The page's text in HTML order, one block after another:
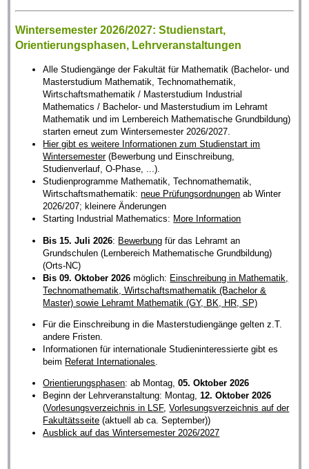
Wintersemester 2026/2027: Studienstart,
Orientierungsphasen, Lehrveranstaltungen
Alle Studiengänge der Fakultät für Mathematik (Bachelor- und
Masterstudium Mathematik, Technomathematik,
Wirtschaftsmathematik / Masterstudium Industrial
Mathematics / Bachelor- und Masterstudium im Lehramt
Mathematik und im Lernbereich Mathematische Grundbildung)
starten erneut zum Wintersemester 2026/2027.
Hier gibt es weitere Informationen zum Studienstart im
Wintersemester(Bewerbung und Einschreibung,
Studienverlauf, O-Phase, ...).
Studienprogramme Mathematik, Technomathematik,
Wirtschaftsmathematik:neue Prüfungsordnungen ab Winter
2026/207; kleinere Änderungen
Starting Industrial Mathematics: More Information
Bis 15. Juli 2026: Bewerbung für das Lehramt an
Grundschulen (Lernbereich Mathematische Grundbildung)
(Orts-NC)
Bis 09. Oktober 2026 möglich: Einschreibung in Mathematik,
Technomathematik, Wirtschaftsmathematik (Bachelor &
Master) sowie Lehramt Mathematik (GY, BK, HR, SP)
Für die Einschreibung in die Masterstudiengänge gelten z.T.
andere Fristen.
Informationen für internationale Studieninteressierte gibt es
beim Referat Internationales
Orientierungsphasen: ab Montag,05. Oktober 2026
Beginn der Lehrveranstaltung: Montag,12. Oktober 2026
(Vorlesungsverzeichnis in LSF,Vorlesungsverzeichnis auf der
Fakultätsseite (aktuell ab ca. September))
Ausblick auf das Wintersemester 2026/2027